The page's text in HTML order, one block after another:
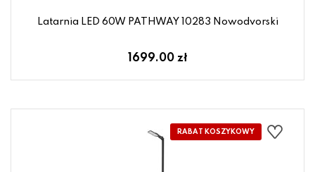
Latarnia LED 60W PATHWAY 10283 Nowodvorski
1699.00 zł